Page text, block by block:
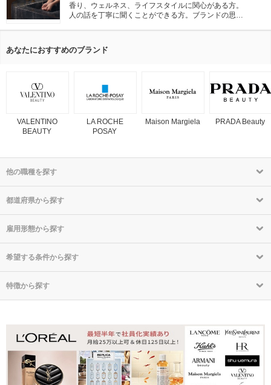
にしています。
香り、ウェルネス、ライフスタイルに関心がある方。
人の話を丁寧に聞くことができる方。ブランドの思想
あなたにおすすめのブランド
VALENTINO
BEAUTY
LA ROCHE
POSAY
Maison Margiela PRADA Beauty
他の職種を探す
都道府県から探す
雇用形態から探す
希望する条件から探す
特徴から探す